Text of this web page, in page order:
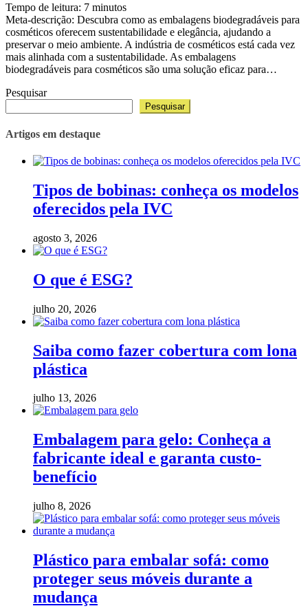
Tempo de leitura: 7 minutos
Meta-descrição: Descubra como as embalagens biodegradáveis para
cosméticos oferecem sustentabilidade e elegância, ajudando a
preservar o meio ambiente. A indústria de cosméticos está cada vez
mais alinhada com a sustentabilidade. As embalagens
biodegradáveis para cosméticos são uma solução eficaz para…
Pesquisar
Pesquisar
Artigos em destaque
Tipos de bobinas: conheça os modelos
oferecidos pela IVC
agosto 3, 2026
O que é ESG?
julho 20, 2026
Saiba como fazer cobertura com lona
plástica
julho 13, 2026
Embalagem para gelo: Conheça a
fabricante ideal e garanta custo-
benefício
julho 8, 2026
Plástico para embalar sofá: como
proteger seus móveis durante a
mudança